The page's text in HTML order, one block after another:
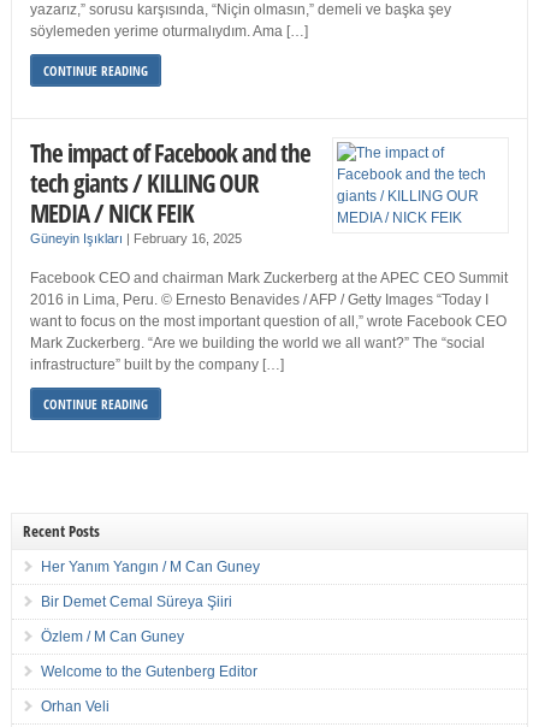
yazarız,” sorusu karşısında, “Niçin olmasın,” demeli ve başka şey
söylemeden yerime oturmalıydım. Ama […]
CONTINUE READING
The impact of Facebook and the
tech giants / KILLING OUR
MEDIA / NICK FEIK
Güneyin Işıkları | February 16, 2025
Facebook CEO and chairman Mark Zuckerberg at the APEC CEO Summit
2016 in Lima, Peru. © Ernesto Benavides / AFP / Getty Images “Today I
want to focus on the most important question of all,” wrote Facebook CEO
Mark Zuckerberg. “Are we building the world we all want?” The “social
infrastructure” built by the company […]
CONTINUE READING
Recent Posts
Her Yanım Yangın / M Can Guney
Bir Demet Cemal Süreya Şiiri
Özlem / M Can Guney
Welcome to the Gutenberg Editor
Orhan Veli